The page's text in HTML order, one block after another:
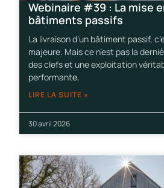
Webinaire #39 : La mise
bâtiments passifs
La livraison d’un bâtiment passif,
majeure. Mais ce n’est pas la
des clefs et une exploitation
performante,
LIRE LA SUITE »
30 avril 2026